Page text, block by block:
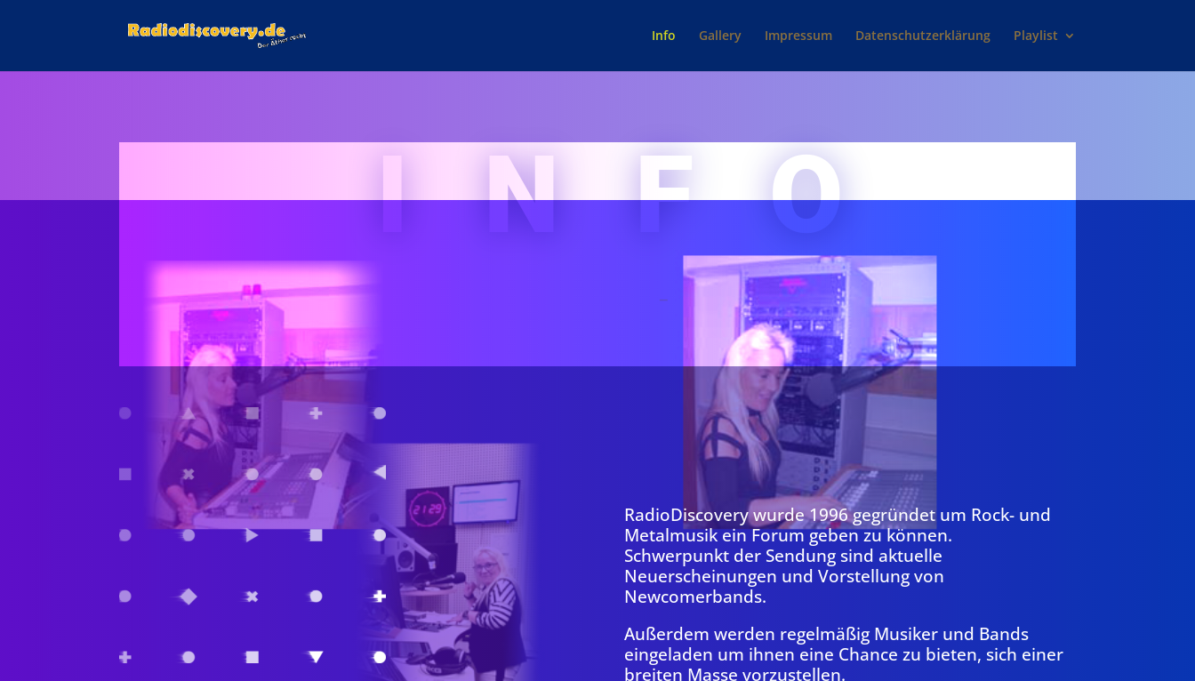
Info Gallery Impressum Datenschutzerklärung Playlist
INFO
RADIO DISCOVERY
–
MODERATORIN UND REGIELEITERIN BEI RADIODISCOVERY IM SENDESTUDIO VON
RadioDiscovery wurde 1996 gegründet um Rock- und
Metalmusik ein Forum geben zu können.
Schwerpunkt der Sendung sind aktuelle
Neuerscheinungen und Vorstellung von
Newcomerbands.
Außerdem werden regelmäßig Musiker und Bands
eingeladen um ihnen eine Chance zu bieten, sich einer
breiten Masse vorzustellen.